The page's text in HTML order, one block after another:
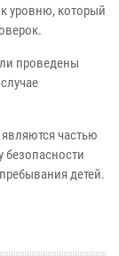
уровню, который
проведены
частью
безопасности
детей.